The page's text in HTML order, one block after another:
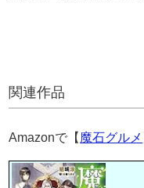
関連作品
Amazonで【 魔石グルメ